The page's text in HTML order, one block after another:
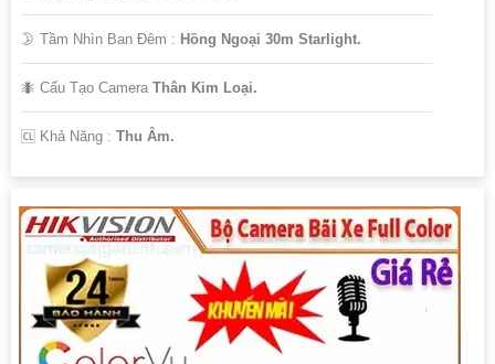
🌛 Tầm Nhìn Ban Đêm : Hồng Ngoại 30m Starlight.
🐜 Cấu Tạo Camera Thân Kim Loại.
️🆑 Khả Năng : Thu Âm.